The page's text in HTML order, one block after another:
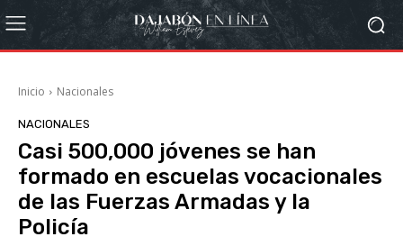
Inicio Nacionales
NACIONALES
Casi 500,000 jóvenes se han
formado en escuelas vocacionales
de las Fuerzas Armadas y la
Policía